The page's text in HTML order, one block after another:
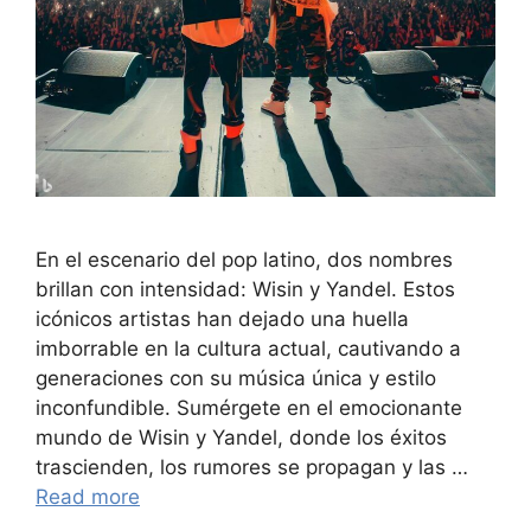
En el escenario del pop latino, dos nombres
brillan con intensidad: Wisin y Yandel. Estos
icónicos artistas han dejado una huella
imborrable en la cultura actual, cautivando a
generaciones con su música única y estilo
inconfundible. Sumérgete en el emocionante
mundo de Wisin y Yandel, donde los éxitos
trascienden, los rumores se propagan y las …
Read more